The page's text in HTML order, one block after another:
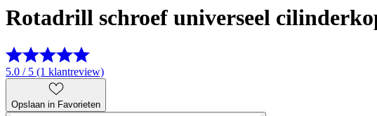
Rotadrill schroef universeel
5.0 / 5 (1 klantreview)
Opslaan in Favorieten